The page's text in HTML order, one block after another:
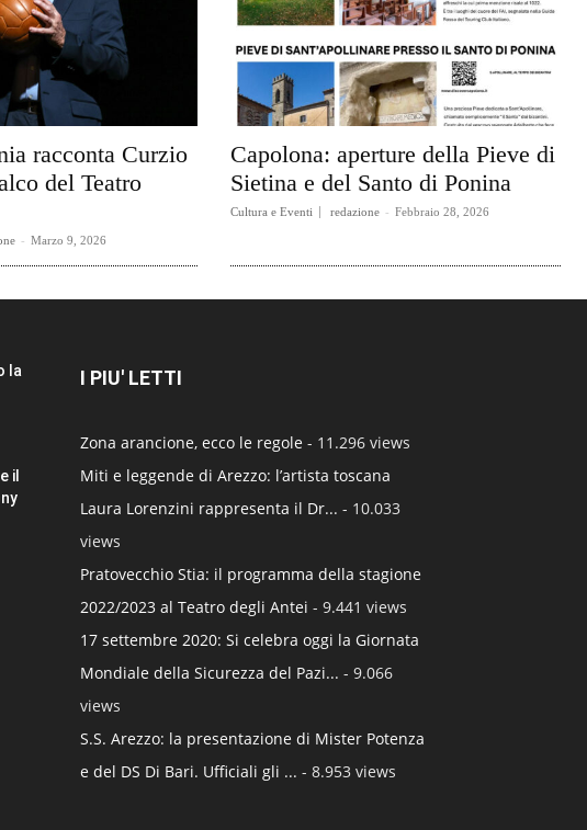
racconta Curzio
del Teatro
- Marzo 9, 2026
Capolona: aperture della Pieve di
Sietina e del Santo di Ponina
Cultura e Eventi redazione - Febbraio 28, 2026
la
il
I PIU' LETTI
Zona arancione, ecco le regole - 11.296 views
Miti e leggende di Arezzo: l’artista toscana
Laura Lorenzini rappresenta il Dr... - 10.033
views
Pratovecchio Stia: il programma della stagione
2022/2023 al Teatro degli Antei - 9.441 views
17 settembre 2020: Si celebra oggi la Giornata
Mondiale della Sicurezza del Pazi... - 9.066
views
S.S. Arezzo: la presentazione di Mister Potenza
e del DS Di Bari. Ufficiali gli ... - 8.953 views